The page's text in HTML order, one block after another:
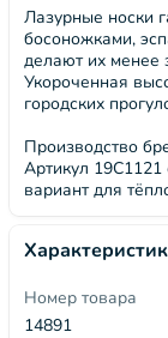
Лазурные носки
босоножками,
делают их менее
Укороченная
городских
Производство
Артикул
вариант для
Номер товара
14891